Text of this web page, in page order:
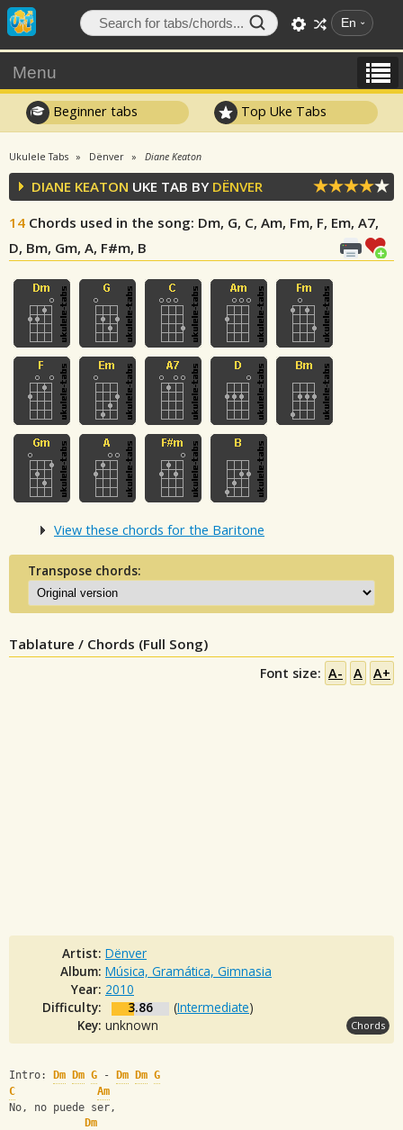
En
Menu
Beginner tabs Top Uke Tabs
Ukulele Tabs Dënver Diane Keaton
DIANE KEATON UKE TAB BY DËNVER
14 Chords used in the song: Dm, G, C, Am, Fm, F, Em, A7,
D, Bm, Gm, A, F#m, B
View these chords for the Baritone
Transpose chords:
Tablature / Chords (Full Song)
Font size: A- A A+
Artist: Dënver
Album: Música, Gramática, Gimnasia
Year: 2010
Difficulty:
3.86 (Intermediate)
Key: unknown Chords
Intro: Dm Dm G - Dm Dm G
C
Am
No, no puede ser,
Dm